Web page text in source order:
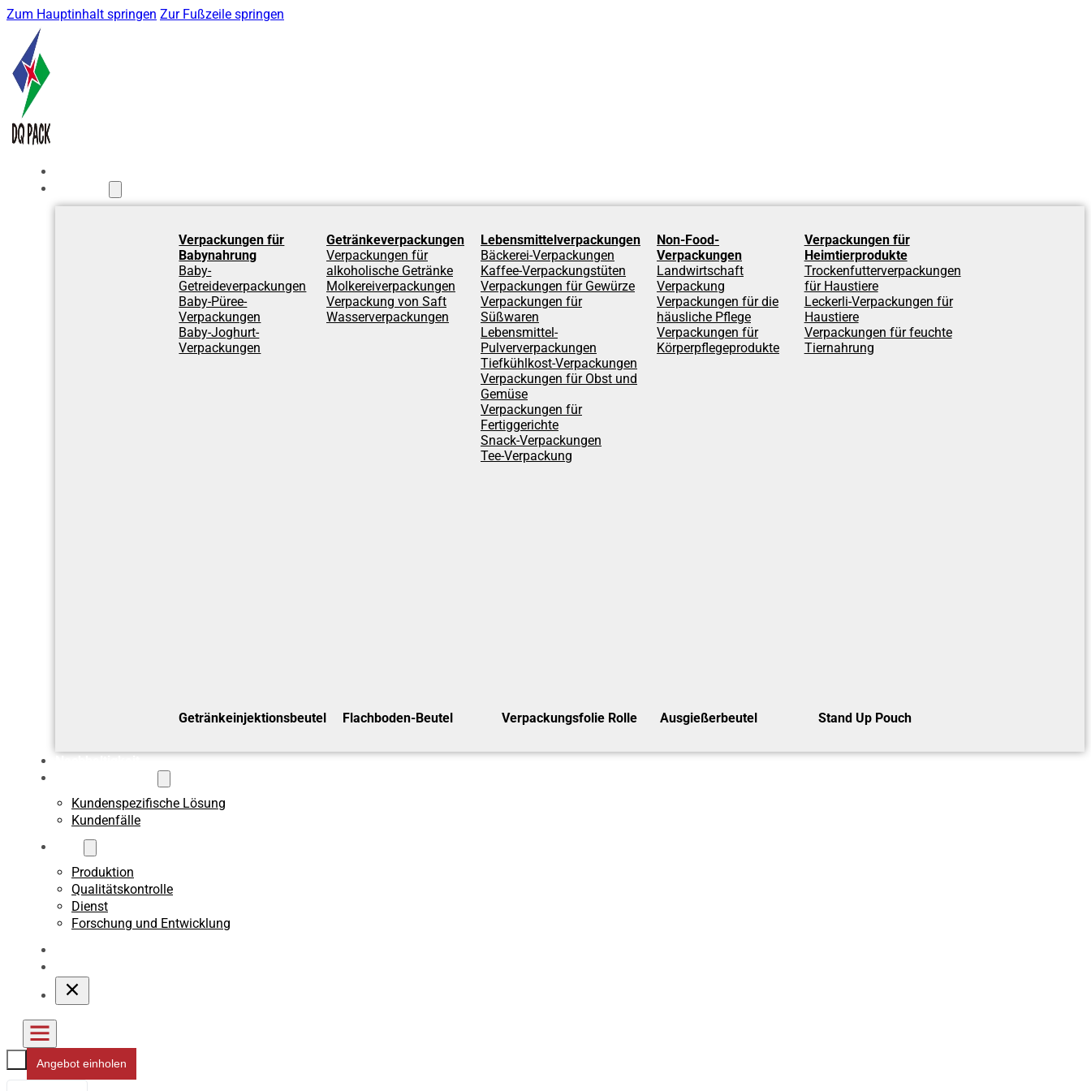
Zum Hauptinhalt springen Zur Fußzeile springen
Verpackungen für
Babynahrung
Baby-
Getreideverpackungen
Baby-Püree-
Verpackungen
Baby-Joghurt-
Verpackungen
Getränkeverpackungen
Verpackungen für
alkoholische Getränke
Molkereiverpackungen
Verpackung von Saft
Wasserverpackungen
Lebensmittelverpackungen
Bäckerei-Verpackungen
Kaffee-Verpackungstüten
Verpackungen für Gewürze
Verpackungen für
Süßwaren
Lebensmittel-
Pulververpackungen
Tiefkühlkost-Verpackungen
Verpackungen für Obst und
Gemüse
Verpackungen für
Fertiggerichte
Snack-Verpackungen
Tee-Verpackung
Non-Food-
Verpackungen
Landwirtschaft
Verpackung
Verpackungen für die
häusliche Pflege
Verpackungen für
Körperpflegeprodukte
Verpackungen für
Heimtierprodukte
Trockenfutterverpackungen
für Haustiere
Leckerli-Verpackungen für
Haustiere
Verpackungen für feuchte
Tiernahrung
Getränkeinjektionsbeutel Flachboden-Beutel Verpackungsfolie Rolle Ausgießerbeutel Stand Up Pouch
Kundenspezifische Lösung
Kundenfälle
Produktion
Qualitätskontrolle
Dienst
Forschung und Entwicklung
Angebot einholen